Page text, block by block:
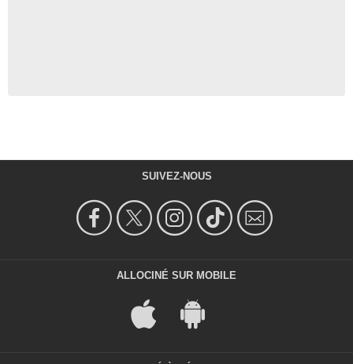
SUIVEZ-NOUS
ALLOCINÉ SUR MOBILE